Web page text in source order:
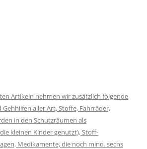
Artikeln nehmen wir zusätzlich folgende
Gehhilfen aller Art, Stoffe, Fahrräder,
in den Schutzräumen als
kleinen Kinder genutzt), Stoff-
Medikamente, die noch mind. sechs